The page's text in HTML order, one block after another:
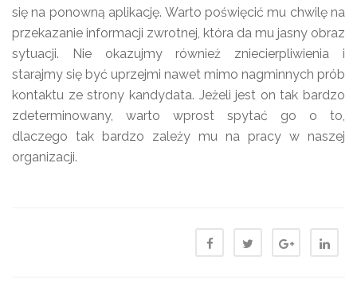
się na ponowną aplikację. Warto poświęcić mu chwilę na
przekazanie informacji zwrotnej, która da mu jasny obraz
sytuacji. Nie okazujmy również zniecierpliwienia i
starajmy się być uprzejmi nawet mimo nagminnych prób
kontaktu ze strony kandydata. Jeżeli jest on tak bardzo
zdeterminowany, warto wprost spytać go o to,
dlaczego tak bardzo zależy mu na pracy w naszej
organizacji.